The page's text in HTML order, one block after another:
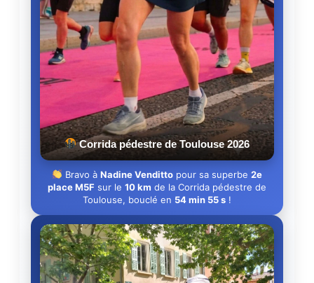
Corrida pédestre de Toulouse 2026
Bravo à Nadine Vendittopour sa superbe 2e
place M5F sur le 10 km de la Corrida pédestre de
Toulouse, bouclé en 54 min 55 s !